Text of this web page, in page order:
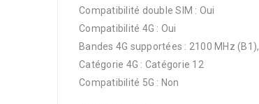
Compatibilité double SIM : Oui
Compatibilité 4G : Oui
Bandes 4G supportées : 2100 MHz
Catégorie 4G : Catégorie 12
Compatibilité 5G : Non